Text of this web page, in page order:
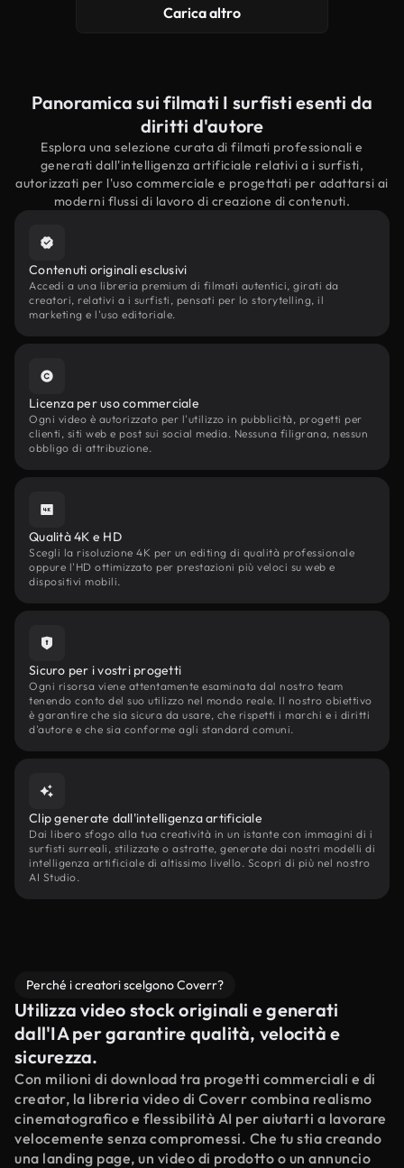
Carica altro
Panoramica sui filmati I surfisti esenti da
diritti d'autore
Esplora una selezione curata di filmati professionali e
generati dall'intelligenza artificiale relativi a i surfisti,
autorizzati per l'uso commerciale e progettati per adattarsi ai
moderni flussi di lavoro di creazione di contenuti.
Contenuti originali esclusivi
Accedi a una libreria premium di filmati autentici, girati da
creatori, relativi a i surfisti, pensati per lo storytelling, il
marketing e l'uso editoriale.
Licenza per uso commerciale
Ogni video è autorizzato per l'utilizzo in pubblicità, progetti per
clienti, siti web e post sui social media. Nessuna filigrana, nessun
obbligo di attribuzione.
Qualità 4K e HD
Scegli la risoluzione 4K per un editing di qualità professionale
oppure l'HD ottimizzato per prestazioni più veloci su web e
dispositivi mobili.
Sicuro per i vostri progetti
Ogni risorsa viene attentamente esaminata dal nostro team
tenendo conto del suo utilizzo nel mondo reale. Il nostro obiettivo
è garantire che sia sicura da usare, che rispetti i marchi e i diritti
d'autore e che sia conforme agli standard comuni.
Clip generate dall'intelligenza artificiale
Dai libero sfogo alla tua creatività in un istante con immagini di i
surfisti surreali, stilizzate o astratte, generate dai nostri modelli di
intelligenza artificiale di altissimo livello. Scopri di più nel nostro
AI Studio.
Perché i creatori scelgono Coverr?
Utilizza video stock originali e generati
dall'IA per garantire qualità, velocità e
sicurezza.
Con milioni di download tra progetti commerciali e di
creator, la libreria video di Coverr combina realismo
cinematografico e flessibilità AI per aiutarti a lavorare
velocemente senza compromessi. Che tu stia creando
una landing page, un video di prodotto o un annuncio